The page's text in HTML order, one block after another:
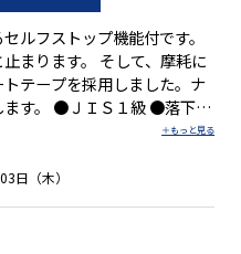
ルフストップ機能付です。
まります。 そして、摩耗に
テープを採用しました。ナ
ます。 ●ＪＩＳ１級 ●落下防
準装備 ●衝撃吸収プロテクタ
バー(衝撃吸収材)付 ●４５
爪付 ●ベルトクリップ付
日（木）